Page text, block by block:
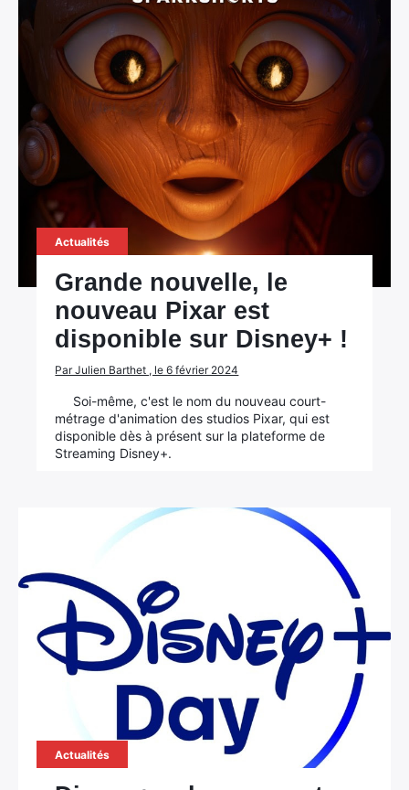
Actualités
Grande nouvelle, le
nouveau Pixar est
disponible sur Disney+ !
Par Julien Barthet , le 6 février 2024
Soi-même, c'est le nom du nouveau court-
métrage d'animation des studios Pixar, qui est
disponible dès à présent sur la plateforme de
Streaming Disney+.
Actualités